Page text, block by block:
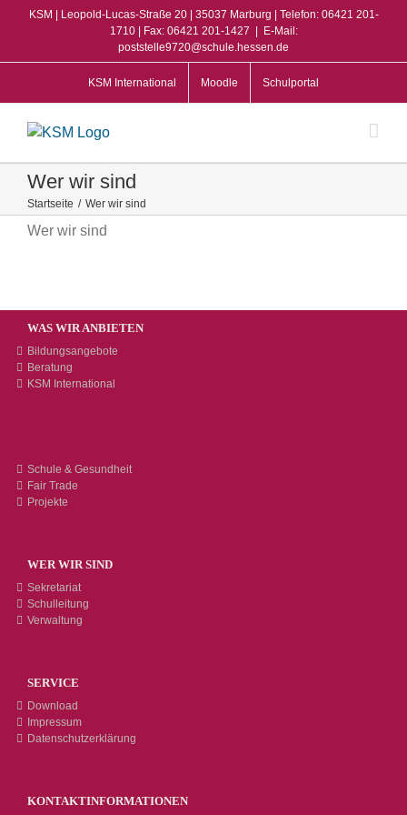
KSM | Leopold-Lucas-Straße 20 | 35037 Marburg | Telefon: 06421 201-
1710 | Fax: 06421 201-1427
E-Mail:
poststelle9720@schule.hessen.de
KSM International Moodle Schulportal
Wer wir sind
Startseite / Wer wir sind
Wer wir sind
WAS WIR ANBIETEN
Bildungsangebote
Beratung
KSM International
Schule & Gesundheit
Fair Trade
Projekte
WER WIR SIND
Sekretariat
Schulleitung
Verwaltung
SERVICE
Download
Impressum
Datenschutzerklärung
KONTAKTINFORMATIONEN